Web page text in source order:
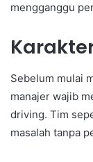
mengganggu
Sebelum mulai
manajer wajib
driving. Tim
masalah tanpa